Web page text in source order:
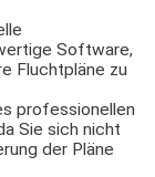
Software,
Fluchtpläne zu
professionellen
Sie sich nicht
der Pläne